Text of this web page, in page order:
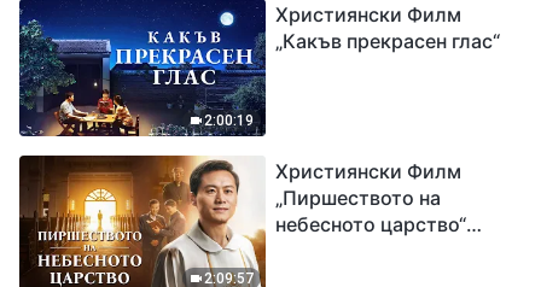
2:00:19
Християнски Филм
„Какъв прекрасен глас“
2:09:57
Християнски Филм
„Пиршеството на
небесното царство“